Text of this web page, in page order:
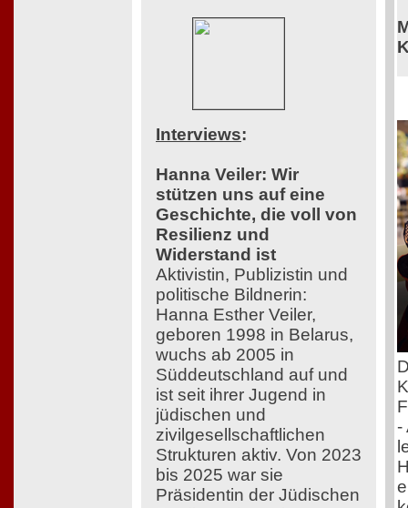
Interviews:
Hanna Veiler: Wir
stützen uns auf eine
Geschichte, die voll von
Resilienz und
Widerstand ist
Aktivistin, Publizistin und
politische Bildnerin:
Hanna Esther Veiler,
geboren 1998 in Belarus,
wuchs ab 2005 in
Süddeutschland auf und
ist seit ihrer Jugend in
jüdischen und
zivilgesellschaftlichen
Strukturen aktiv. Von 2023
bis 2025 war sie
Präsidentin der Jüdischen
-